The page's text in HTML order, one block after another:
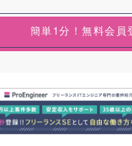
簡単1分！無料会員